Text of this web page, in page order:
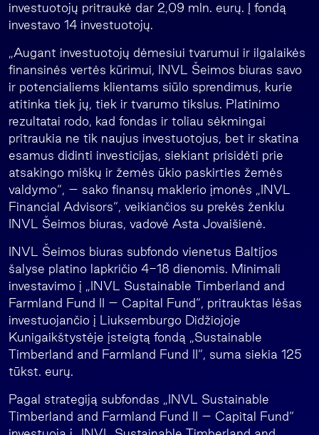
investuotojų pritraukė dar 2,09 mln. eurų. Į fondą
investavo 14 investuotojų.
„Augant investuotojų dėmesiui tvarumui ir ilgalaikės
finansinės vertės kūrimui, INVL Šeimos biuras savo
ir potencialiems klientams siūlo sprendimus, kurie
atitinka tiek jų, tiek ir tvarumo tikslus. Platinimo
rezultatai rodo, kad fondas ir toliau sėkmingai
pritraukia ne tik naujus investuotojus, bet ir skatina
esamus didinti investicijas, siekiant prisidėti prie
atsakingo miškų ir žemės ūkio paskirties žemės
valdymo“, – sako finansų maklerio įmonės „INVL
Financial Advisors“, veikiančios su prekės ženklu
INVL Šeimos biuras, vadovė Asta Jovaišienė.
INVL Šeimos biuras subfondo vienetus Baltijos
šalyse platino lapkričio 4-18 dienomis. Minimali
investavimo į „INVL Sustainable Timberland and
Farmland Fund II – Capital Fund“, pritrauktas lėšas
investuojančio į Liuksemburgo Didžiojoje
Kunigaikštystėje įsteigtą fondą „Sustainable
Timberland and Farmland Fund II“, suma siekia 125
tūkst. eurų.
Pagal strategiją subfondas „INVL Sustainable
Timberland and Farmland Fund II – Capital Fund“